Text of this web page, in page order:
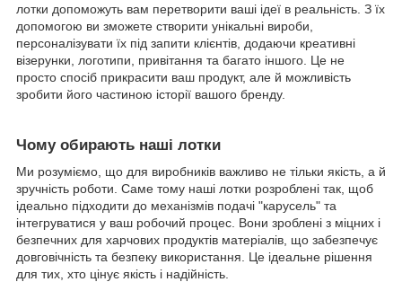
лотки допоможуть вам перетворити ваші ідеї в реальність. З їх
допомогою ви зможете створити унікальні вироби,
персоналізувати їх під запити клієнтів, додаючи креативні
візерунки, логотипи, привітання та багато іншого. Це не
просто спосіб прикрасити ваш продукт, але й можливість
зробити його частиною історії вашого бренду.
Чому обирають наші лотки
Ми розуміємо, що для виробників важливо не тільки якість, а й
зручність роботи. Саме тому наші лотки розроблені так, щоб
ідеально підходити до механізмів подачі "карусель" та
інтегруватися у ваш робочий процес. Вони зроблені з міцних і
безпечних для харчових продуктів матеріалів, що забезпечує
довговічність та безпеку використання. Це ідеальне рішення
для тих, хто цінує якість і надійність.